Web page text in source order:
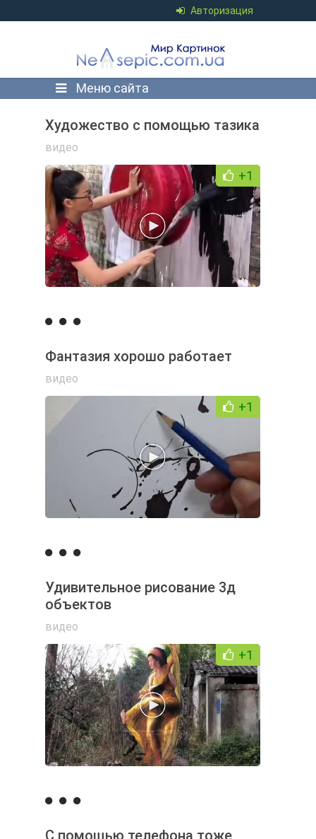
Авторизация
Меню сайта
Художество с помощью тазика
видео
+1
Фантазия хорошо работает
видео
+1
Удивительное рисование 3д
объектов
видео
+1
С помощью телефона тоже